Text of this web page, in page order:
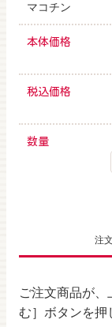
マコチン
本体価格
税込価格
数量
注
ご注文商品が
む］ボタンを押